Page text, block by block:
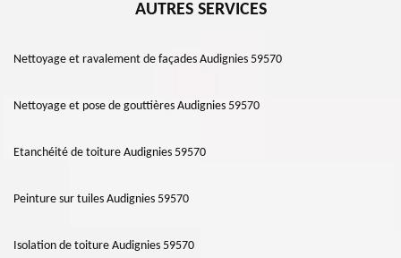
AUTRES SERVICES
Nettoyage et ravalement de façades Audignies 59570
Nettoyage et pose de gouttières Audignies 59570
Etanchéité de toiture Audignies 59570
Peinture sur tuiles Audignies 59570
Isolation de toiture Audignies 59570